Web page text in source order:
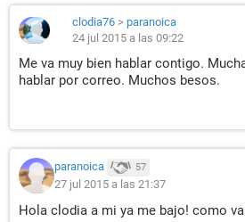
clodia76 > paranoica
24 jul 2015 a las 09:22
Me va muy bien hablar contigo.
hablar por correo. Muchos besos.
paranoica 57
27 jul 2015 a las 21:37
Hola clodia a mi ya me bajo! como